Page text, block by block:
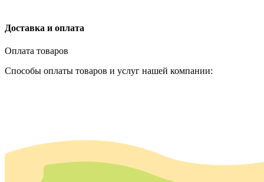
Доставка и оплата
Оплата товаров
Способы оплаты товаров и услуг нашей компании: